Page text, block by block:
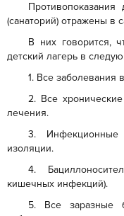
(санаторий) отражены в
В них говорится,
детский лагерь в
1. Все заболевания
2. Все
лечения.
3. Инфекционные
изоляции.
4.
кишечных инфекций).
5. Все заразные